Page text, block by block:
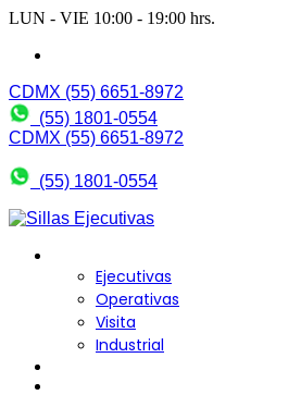
LUN - VIE 10:00 - 19:00 hrs.
CDMX (55) 6651-8972
(55) 1801-0554
CDMX (55) 6651-8972
(55) 1801-0554
Ejecutivas
Operativas
Visita
Industrial